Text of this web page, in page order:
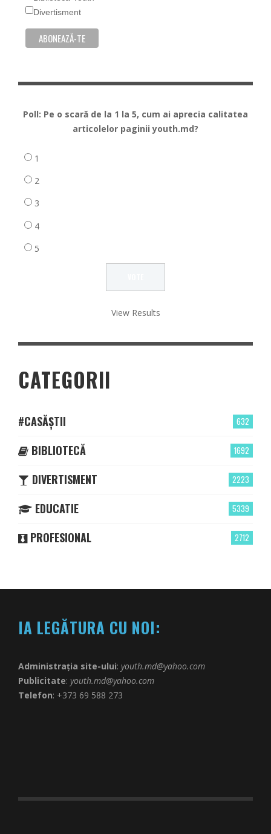
Divertisment
Poll: Pe o scară de la 1 la 5, cum ai aprecia calitatea
articolelor paginii youth.md?
1
2
3
4
5
View Results
CATEGORII
632
#CASĂȘTII
1692
BIBLIOTECĂ
2223
DIVERTISMENT
5339
EDUCATIE
2712
PROFESIONAL
IA LEGĂTURA CU NOI:
Administrația site-ului: youth.md@yahoo.com
Publicitate: youth.md@yahoo.com
Telefon: +373 69 588 273